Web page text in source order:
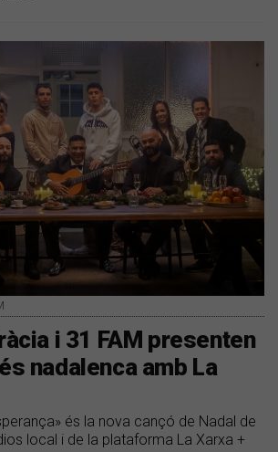
i 31 FAM presenten
nadalenca amb La
és la nova cançó de Nadal de
local i de la plataforma La Xarxa +